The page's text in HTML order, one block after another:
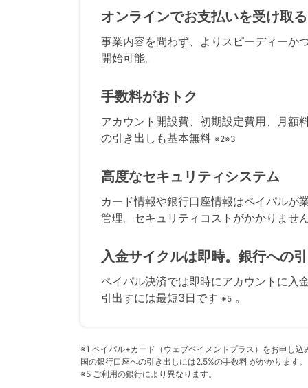
オンラインでお支払いを受け取る
事業内容を問わず、よりスピーディーか
開始可能。
手数料がおトク
アカウント開設費、初期設定費用、月額
の引き出しも基本無料 ※2※3
高度なセキュリティシステム
カード情報や銀行口座情報はペイパルが
管理。セキュリティコストがかかりませ
入金サイクルは即時。銀行への
ペイパル決済では即時にアカウントに入
引出すには最短3日です ※5 。
※1 ペイパル+カード（ウェブペイメントプラス）をお申し
国の銀行口座への引き出しには2.5%の手数料 がかかります
※5 ご利用の銀行により異なります。